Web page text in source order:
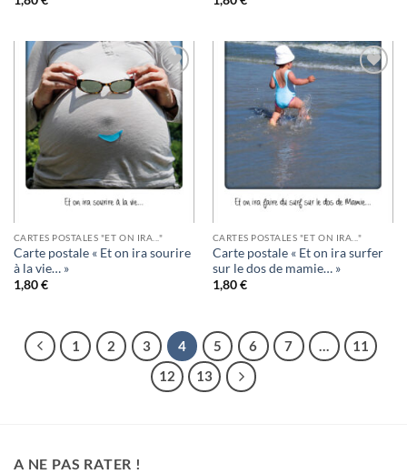
Ajouter
à la
wishlist
CARTES POSTALES "ET ON IRA..."
Carte postale « Et on ira sourire
à la vie… »
1,80€
à la
wishlist
CARTES POSTALES "ET ON IRA..."
Carte postale « Et on ira surfer
sur le dos de mamie… »
1,80€
1 2 3 4 5 6 7 …
11
12
13
A NE PAS RATER !